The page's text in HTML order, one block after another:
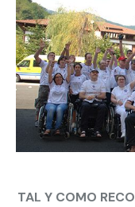
TAL Y COMO